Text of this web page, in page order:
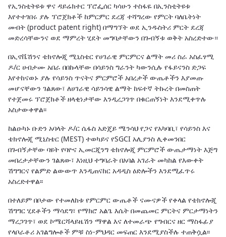
የኢንስቲትዩቱ ዋና ዳይሬክተር ፕሮፌሰር ካሳሁን ተስፋዬ በኢንስቲትዩቱ
እየተተገበሩ ያሉ ፕሮጀክቶች ከምርምር ደረጃ ተሻግረው የምርት ባለቤትነት
መብት (product patent right) በማግኘት ወደ ኢንዱስትሪ ምርት ደረጃ
መድረሳቸውንና ወደ ማምረት ሂደት መግባታቸውን በጉብኝቱ ወቅት አስረድተው።
በኢኖቬሽንና ቴክኖሎጂ ሚኒስቴር የሀገራዊ ምርምርና ልማት መሪ ስራ አስፈፃሚ
ዶ/ር ሀብታሙ አበራ በበኩላቸው በሳይንስ ግራንት ካውንሲሉ የፋይናንስ ድጋፍ
እየተከናወኑ ያሉ የሳይንስ ጥናትና ምርምሮች አበረታች ውጤቶችን እያመጡ
መሆናቸውን ገልጸው፣ ለሀገራዊ ሳይንሳዊ ልማት ከፍተኛ ትኩረት በመስጠት
የተጀመሩ ፕሮጀክቶች ዘላቂነታቸው እንዲረጋገጥ በቁርጠኝነት እንደሚቀጥሉ
አስታውቀዋል፡፡
ከልዑካኑ ቡድን አባላት ዶ/ር ሴፋስ አድጄይ ሜንሳህ የጋና የአካባቢ፣ የሳይንስ እና
ቴክኖሎጂ ሚኒስቴር (MEST) ተወካይና የSGCI አሊያንስ ሊቀመንበር
በጉብኝታቸው ባዩት የባዮና ኢመርጂንግ ቴክኖሎጂ ምርምሮች ውጤታማነት እጅግ
መበረታታቸውን ገልጸው፣ እነዚህ ተግባራት በአባል አገራት መካከል የእውቀት
ሽግግርና የልምድ ልውውጥ እንዲጠናከር አዳዲስ ዕድሎችን እንደሚፈጥሩ
አስረድተዋል፡፡
በተለይም በቦታው የተመለከቱ የምርምር ውጤቶች ናሙናዎች የቀላል የቴክኖሎጂ
ሽግግር ሂደቶችን ማሳደግ፣ የማክሮ አልጌ እሴት በመጨመር ምርትና ምርታማነትን
ማረጋገጥ፣ ወደ ኮሜርሻላይዜሽን ማዋል እና ለተመራጭ የግብርና ዘር ማስፋፊያ
የላቦራቶሪ አገልግሎቶች ምቹ ስነ-ምህዳር መፍጠር እንደሚያስችሉ ተጠቅሷል፡፡